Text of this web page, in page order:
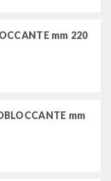
mm 220
mm